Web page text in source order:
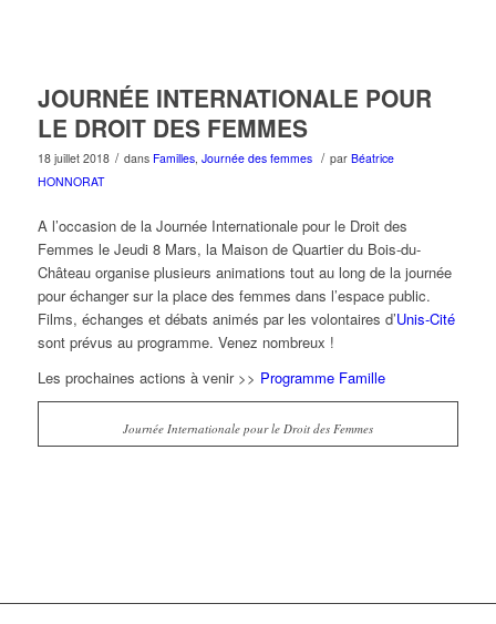
JOURNÉE INTERNATIONALE POUR
LE DROIT DES FEMMES
18 juillet 2018 / dans Familles, Journée des femmes / par Béatrice
HONNORAT
A l’occasion de la Journée Internationale pour le Droit des
Femmes le Jeudi 8 Mars, la Maison de Quartier du Bois-du-
Château organise plusieurs animations tout au long de la journée
pour échanger sur la place des femmes dans l’espace public.
Films, échanges et débats animés par les volontaires d’Unis-Cité
sont prévus au programme. Venez nombreux !
Les prochaines actions à venir >> Programme Famille
Journée Internationale pour le Droit des Femmes